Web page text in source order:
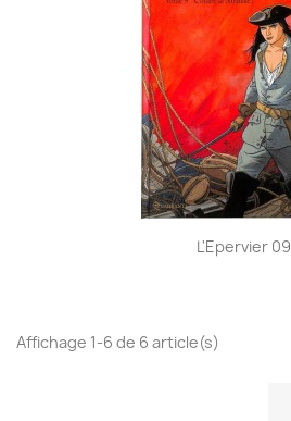
L'Epervier 09
Affichage 1-6 de 6 article(s)